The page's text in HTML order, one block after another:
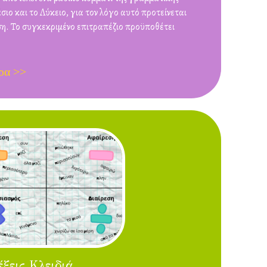
και το Λύκειο, για τον λόγο αυτό προτείνεται
Το συγκεκριμένο επιτραπέζιο προϋποθέτει
>>